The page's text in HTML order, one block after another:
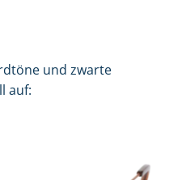
und zwarte
auf: